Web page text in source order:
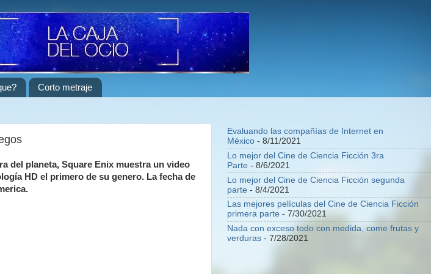
Corto metraje
del planeta, Square Enix muestra un video
HD el primero de su genero. La fecha de
Evaluando las compañías de Internet en
México - 8/11/2021
Lo mejor del Cine de Ciencia Ficción 3ra
Parte - 8/6/2021
Lo mejor del Cine de Ciencia Ficción segunda
parte - 8/4/2021
Las mejores películas del Cine de Ciencia Ficción
primera parte - 7/30/2021
Nada con exceso todo con medida, come frutas y
verduras - 7/28/2021